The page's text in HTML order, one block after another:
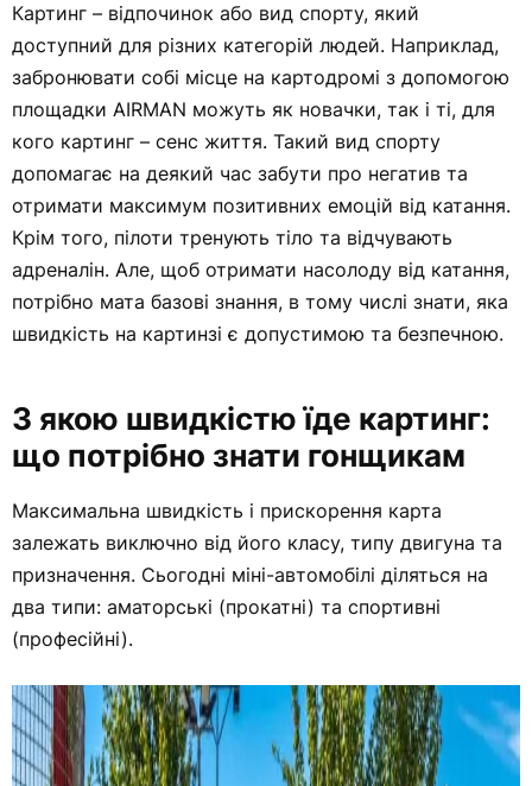
Картинг – відпочинок або вид спорту, який
доступний для різних категорій людей. Наприклад,
забронювати собі місце на картодромі з допомогою
площадки AIRMAN можуть як новачки, так і ті, для
кого картинг – сенс життя. Такий вид спорту
допомагає на деякий час забути про негатив та
отримати максимум позитивних емоцій від катання.
Крім того, пілоти тренують тіло та відчувають
адреналін. Але, щоб отримати насолоду від катання,
потрібно мата базові знання, в тому числі знати, яка
швидкість на картинзі є допустимою та безпечною.
З якою швидкістю їде картинг:
що потрібно знати гонщикам
Максимальна швидкість і прискорення карта
залежать виключно від його класу, типу двигуна та
призначення. Сьогодні міні-автомобілі діляться на
два типи: аматорські (прокатні) та спортивні
(професійні).